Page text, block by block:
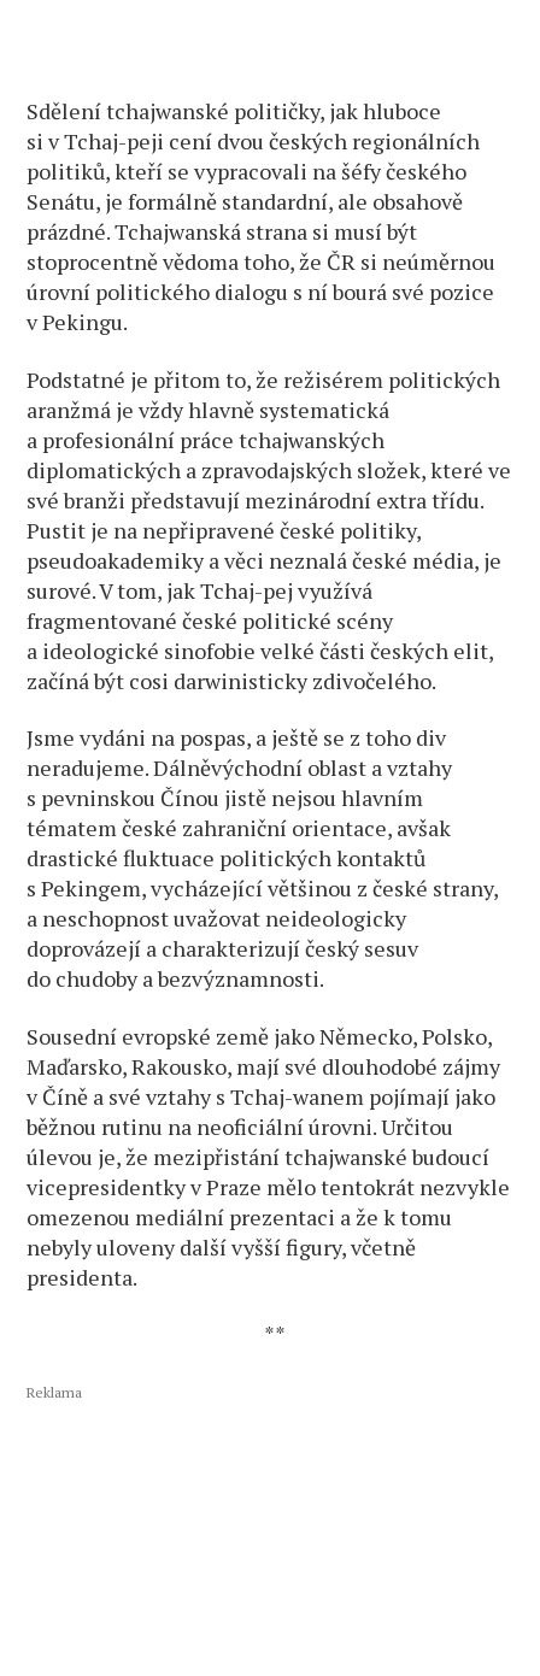
Sdělení tchajwanské političky, jak hluboce
si v Tchaj-peji cení dvou českých regionálních
politiků, kteří se vypracovali na šéfy českého
Senátu, je formálně standardní, ale obsahově
prázdné. Tchajwanská strana si musí být
stoprocentně vědoma toho, že ČR si neúměrnou
úrovní politického dialogu s ní bourá své pozice
v Pekingu.
Podstatné je přitom to, že režisérem politických
aranžmá je vždy hlavně systematická
a profesionální práce tchajwanských
diplomatických a zpravodajských složek, které ve
své branži představují mezinárodní extra třídu.
Pustit je na nepřipravené české politiky,
pseudoakademiky a věci neznalá české média, je
surové. V tom, jak Tchaj-pej využívá
fragmentované české politické scény
a ideologické sinofobie velké části českých elit,
začíná být cosi darwinisticky zdivočelého.
Jsme vydáni na pospas, a ještě se z toho div
neradujeme. Dálněvýchodní oblast a vztahy
s pevninskou Čínou jistě nejsou hlavním
tématem české zahraniční orientace, avšak
drastické fluktuace politických kontaktů
s Pekingem, vycházející většinou z české strany,
a neschopnost uvažovat neideologicky
doprovázejí a charakterizují český sesuv
do chudoby a bezvýznamnosti.
Sousední evropské země jako Německo, Polsko,
Maďarsko, Rakousko, mají své dlouhodobé zájmy
v Číně a své vztahy s Tchaj-wanem pojímají jako
běžnou rutinu na neoficiální úrovni. Určitou
úlevou je, že mezipřistání tchajwanské budoucí
vicepresidentky v Praze mělo tentokrát nezvykle
omezenou mediální prezentaci a že k tomu
nebyly uloveny další vyšší figury, včetně
presidenta.
**
Reklama